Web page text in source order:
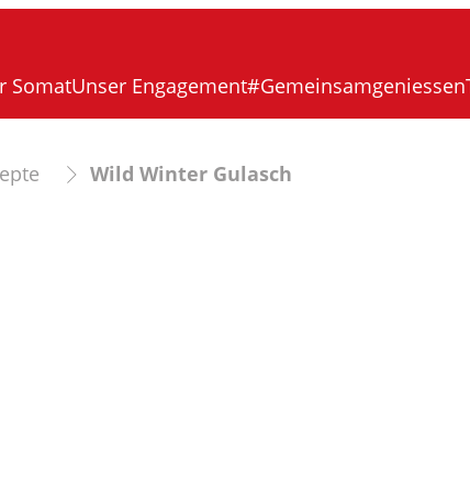
SomatUnser Engagement#Gemeinsamgeniessen
Wild Winter Gulasch